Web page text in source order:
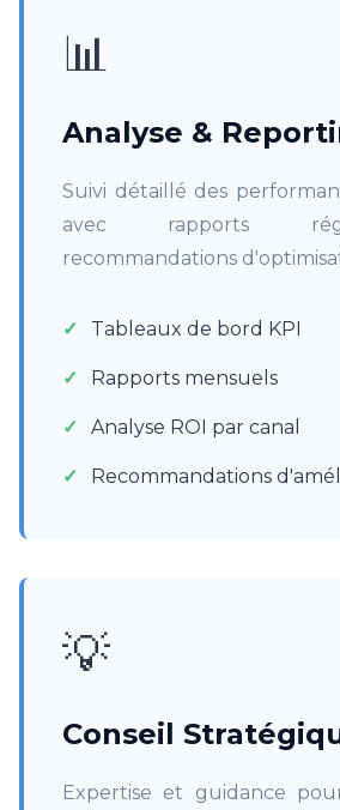
📊
Analyse &
Suivi détaillé des
avec rapports
recommandations
Tableaux de bord KPI
Rapports mensuels
Analyse ROI par canal
Recommandations
💡
Conseil
Expertise et guidance